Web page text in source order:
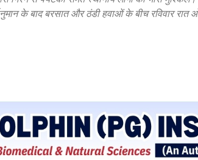
के बाद बरसात और ठंडी हवाओं के बीच रविवार रात